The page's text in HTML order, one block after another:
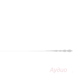
Аудио